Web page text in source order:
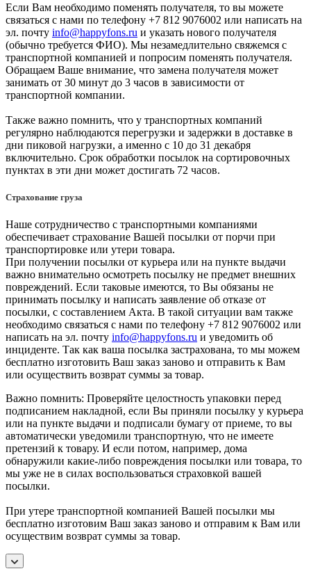
Если Вам необходимо поменять получателя, то вы можете
связаться с нами по телефону +7 812 9076002 или написать на
эл. почту info@happyfons.ru и указать нового получателя
(обычно требуется ФИО). Мы незамедлительно свяжемся с
транспортной компанией и попросим поменять получателя.
Обращаем Ваше внимание, что замена получателя может
занимать от 30 минут до 3 часов в зависимости от
транспортной компании.
Также важно помнить, что у транспортных компаний
регулярно наблюдаются перегрузки и задержки в доставке в
дни пиковой нагрузки, а именно с 10 до 31 декабря
включительно. Срок обработки посылок на сортировочных
пунктах в эти дни может достигать 72 часов.
Страхование груза
Наше сотрудничество с транспортными компаниями
обеспечивает страхование Вашей посылки от порчи при
транспортировке или утери товара.
При получении посылки от курьера или на пункте выдачи
важно внимательно осмотреть посылку не предмет внешних
повреждений. Если таковые имеются, то Вы обязаны не
принимать посылку и написать заявление об отказе от
посылки, с составлением Акта. В такой ситуации вам также
необходимо связаться с нами по телефону +7 812 9076002 или
написать на эл. почту info@happyfons.ru и уведомить об
инциденте. Так как ваша посылка застрахована, то мы можем
бесплатно изготовить Ваш заказ заново и отправить к Вам
или осуществить возврат суммы за товар.
Важно помнить: Проверяйте целостность упаковки перед
подписанием накладной, если Вы приняли посылку у курьера
или на пункте выдачи и подписали бумагу от приеме, то вы
автоматически уведомили транспортную, что не имеете
претензий к товару. И если потом, например, дома
обнаружили какие-либо повреждения посылки или товара, то
мы уже не в силах воспользоваться страховкой вашей
посылки.
При утере транспортной компанией Вашей посылки мы
бесплатно изготовим Ваш заказ заново и отправим к Вам или
осуществим возврат суммы за товар.